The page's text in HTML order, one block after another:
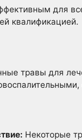
для
квалификацией.
травы для
Некоторые